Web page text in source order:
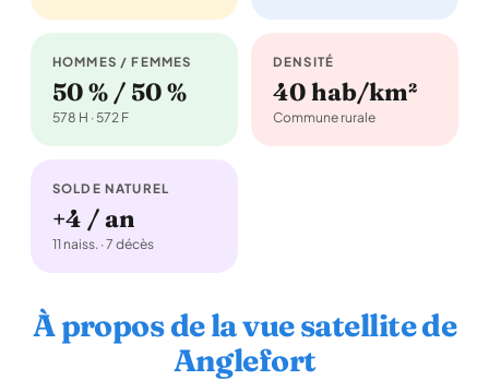
HOMMES / FEMMES
50 % / 50 %
578 H · 572 F
DENSITÉ
40 hab/km²
Commune rurale
SOLDE NATUREL
+4 / an
11 naiss. · 7 décès
À propos de la vue satellite de
Anglefort